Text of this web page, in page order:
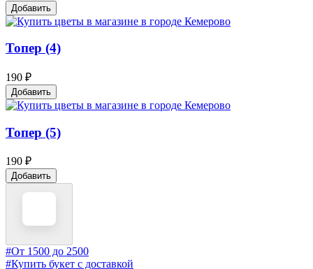
Добавить
Топер (4)
190 ₽
Добавить
Топер (5)
190 ₽
Добавить
#От 1500 до 2500
#Купить букет с доставкой